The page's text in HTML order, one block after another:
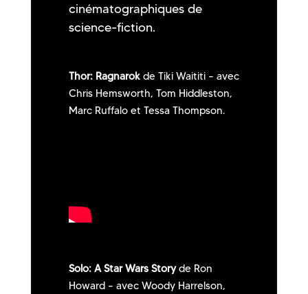
cinématographiques de
science-fiction.
Thor: Ragnarok de Tiki Waititi – avec
Chris Hemsworth, Tom Hiddleston,
Marc Ruffalo et Tessa Thompson.
Solo: A Star Wars Storyde Ron
Howard – avec Woody Harrelson,